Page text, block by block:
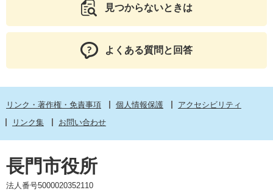
見つからないときは
よくある質問と回答
リンク・著作権・免責事項 個人情報保護
アクセシビリティ
リンク集
お問い合わせ
長門市役所
法人番号5000020352110